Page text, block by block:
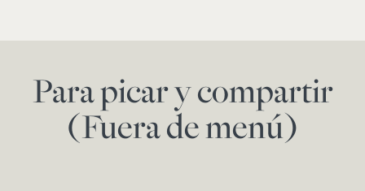
Para picar y compartir
(Fuera de menú)